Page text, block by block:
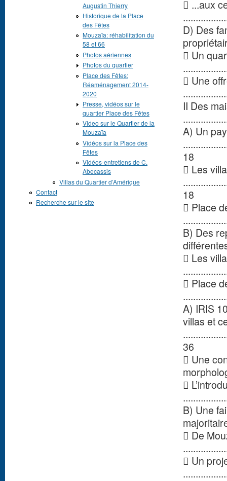
 ...aux
D) Des
 Un
 Une
II Des
A) Un
18
 Les
18
 Place
B) Des
 Les
 Place
A) IRIS
villas et
36
 Une

B) Une
 De
 Un
Augustin Thierry
Historique de la Place
des Fêtes
Mouzaïa: réhabilitation du
58 et 66
Photos aériennes
Photos du quartier
Place des Fêtes:
Réaménagement 2014-
2020
Presse, vidéos sur le
quartier Place des Fêtes
Video sur le Quartier de la
Mouzaïa
Vidéos sur la Place des
Fêtes
Vidéos-entretiens de C.
Abecassis
Villas du Quartier d’Amérique
Contact
Recherche sur le site